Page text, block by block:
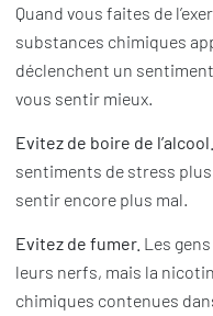
Quand vous faites de
substances chimiques
déclenchent un
vous sentir mieux.
Evitez de boire de l’alcool.
sentiments de stress
sentir encore plus mal.
Evitez de fumer. Les
leurs nerfs, mais la
chimiques contenues